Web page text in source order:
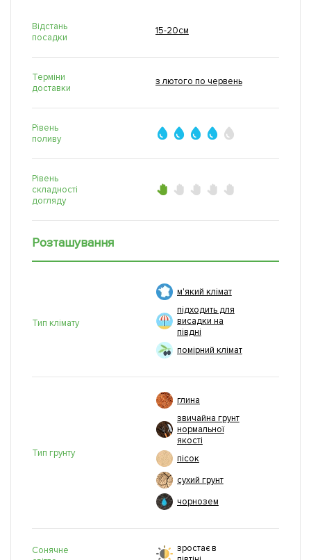
Відстань
посадки
15-20см
Терміни
доставки
з лютого по червень
Рівень
поливу
Рівень
складності
догляду
Розташування
Тип клімату
м'який клімат
підходить для
висадки на
півдні
помірний клімат
Тип грунту
глина
звичайна грунт
нормальної
якості
пісок
сухий грунт
чорнозем
Сонячне
зростає в